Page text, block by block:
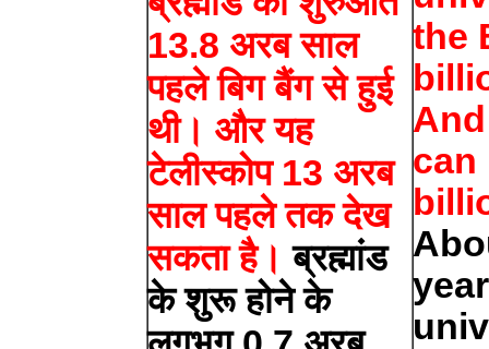
13.8 अरब साल
पहले बिग बैंग से हुई
थी। और यह
टेलीस्कोप 13 अरब
साल पहले तक देख
सकता है। ब्रह्मांड
के शुरू होने के
the
can